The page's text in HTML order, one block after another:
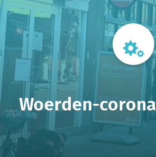
Woerden-